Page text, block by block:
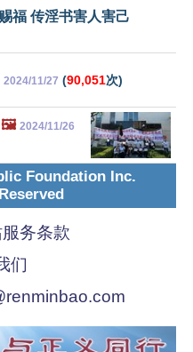
福 传淫书害人害己
2024/11/27 (90,051次)
🖼️ 2024/11/26
Foundation Inc.
务条款
们